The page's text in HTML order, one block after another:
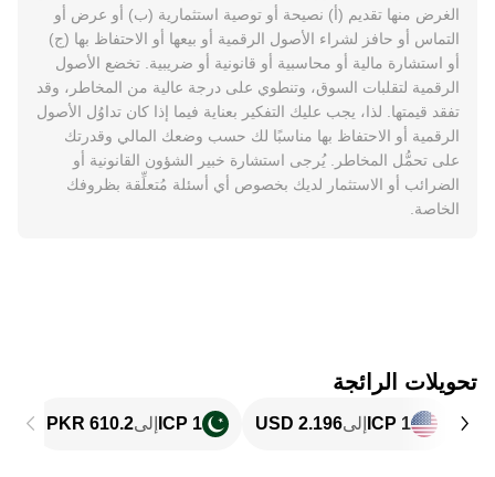
الغرض منها تقديم (أ) نصيحة أو توصية استثمارية (ب) أو عرض أو
التماس أو حافز لشراء الأصول الرقمية أو بيعها أو الاحتفاظ بها (ج)
أو استشارة مالية أو محاسبية أو قانونية أو ضريبية. تخضع الأصول
الرقمية لتقلبات السوق، وتنطوي على درجة عالية من المخاطر، وقد
تفقد قيمتها. لذا، يجب عليك التفكير بعناية فيما إذا كان تداوُل الأصول
الرقمية أو الاحتفاظ بها مناسبًا لك حسب وضعك المالي وقدرتك
على تحمُّل المخاطر. يُرجى استشارة خبير الشؤون القانونية أو
الضرائب أو الاستثمار لديك بخصوص أي أسئلة مُتعلِّقة بظروفك
الخاصة.
تحويلات الرائجة
1 ICP إلى 1 ICP إلى